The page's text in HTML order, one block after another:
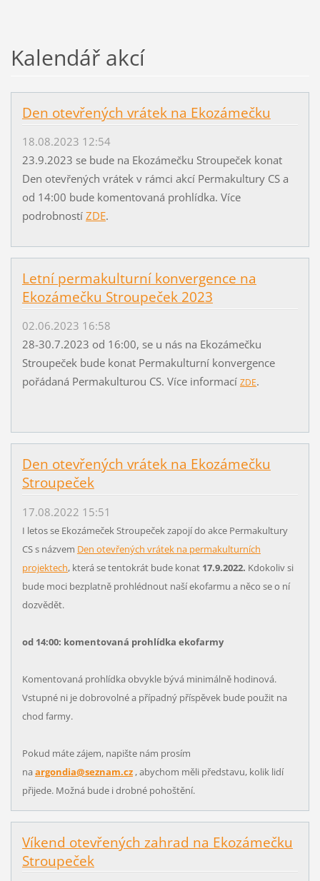
Kalendář akcí
Den otevřených vrátek na Ekozámečku
18.08.2023 12:54
23.9.2023 se bude na Ekozámečku Stroupeček konat
Den otevřených vrátek v rámci akcí Permakultury CS a
od 14:00 bude komentovaná prohlídka. Více
podrobností ZDE.
Letní permakulturní konvergence na
Ekozámečku Stroupeček 2023
02.06.2023 16:58
28-30.7.2023 od 16:00, se u nás na Ekozámečku
Stroupeček bude konat Permakulturní konvergence
pořádaná Permakulturou CS. Více informací ZDE.
Den otevřených vrátek na Ekozámečku
Stroupeček
17.08.2022 15:51
I letos se Ekozámeček Stroupeček zapojí do akce Permakultury
CS s názvem Den otevřených vrátek na permakulturních
projektech, která se tentokrát bude konat 17.9.2022. Kdokoliv si
bude moci bezplatně prohlédnout naší ekofarmu a něco se o ní
dozvědět.
od 14:00: komentovaná prohlídka ekofarmy
Komentovaná prohlídka obvykle bývá minimálně hodinová.
Vstupné ni je dobrovolné a případný příspěvek bude použit na
chod farmy.
Pokud máte zájem, napište nám prosím
na argondia@seznam.cz, abychom měli představu, kolik lidí
přijede. Možná bude i drobné pohoštění.
Víkend otevřených zahrad na Ekozámečku
Stroupeček